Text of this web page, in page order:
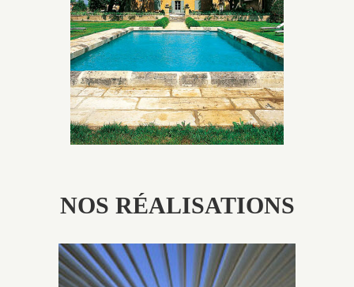
utilisés pour garder un aspect ancien, retrouver une
patine naturelle ou créer un ornement de pierres de
taille.
NOS RÉALISATIONS